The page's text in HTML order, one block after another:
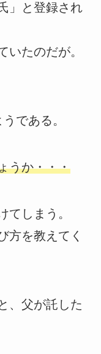
」と登録され
いたのだが。
である。
うか・・・
てしまう。
方を教えてく
、父が託した